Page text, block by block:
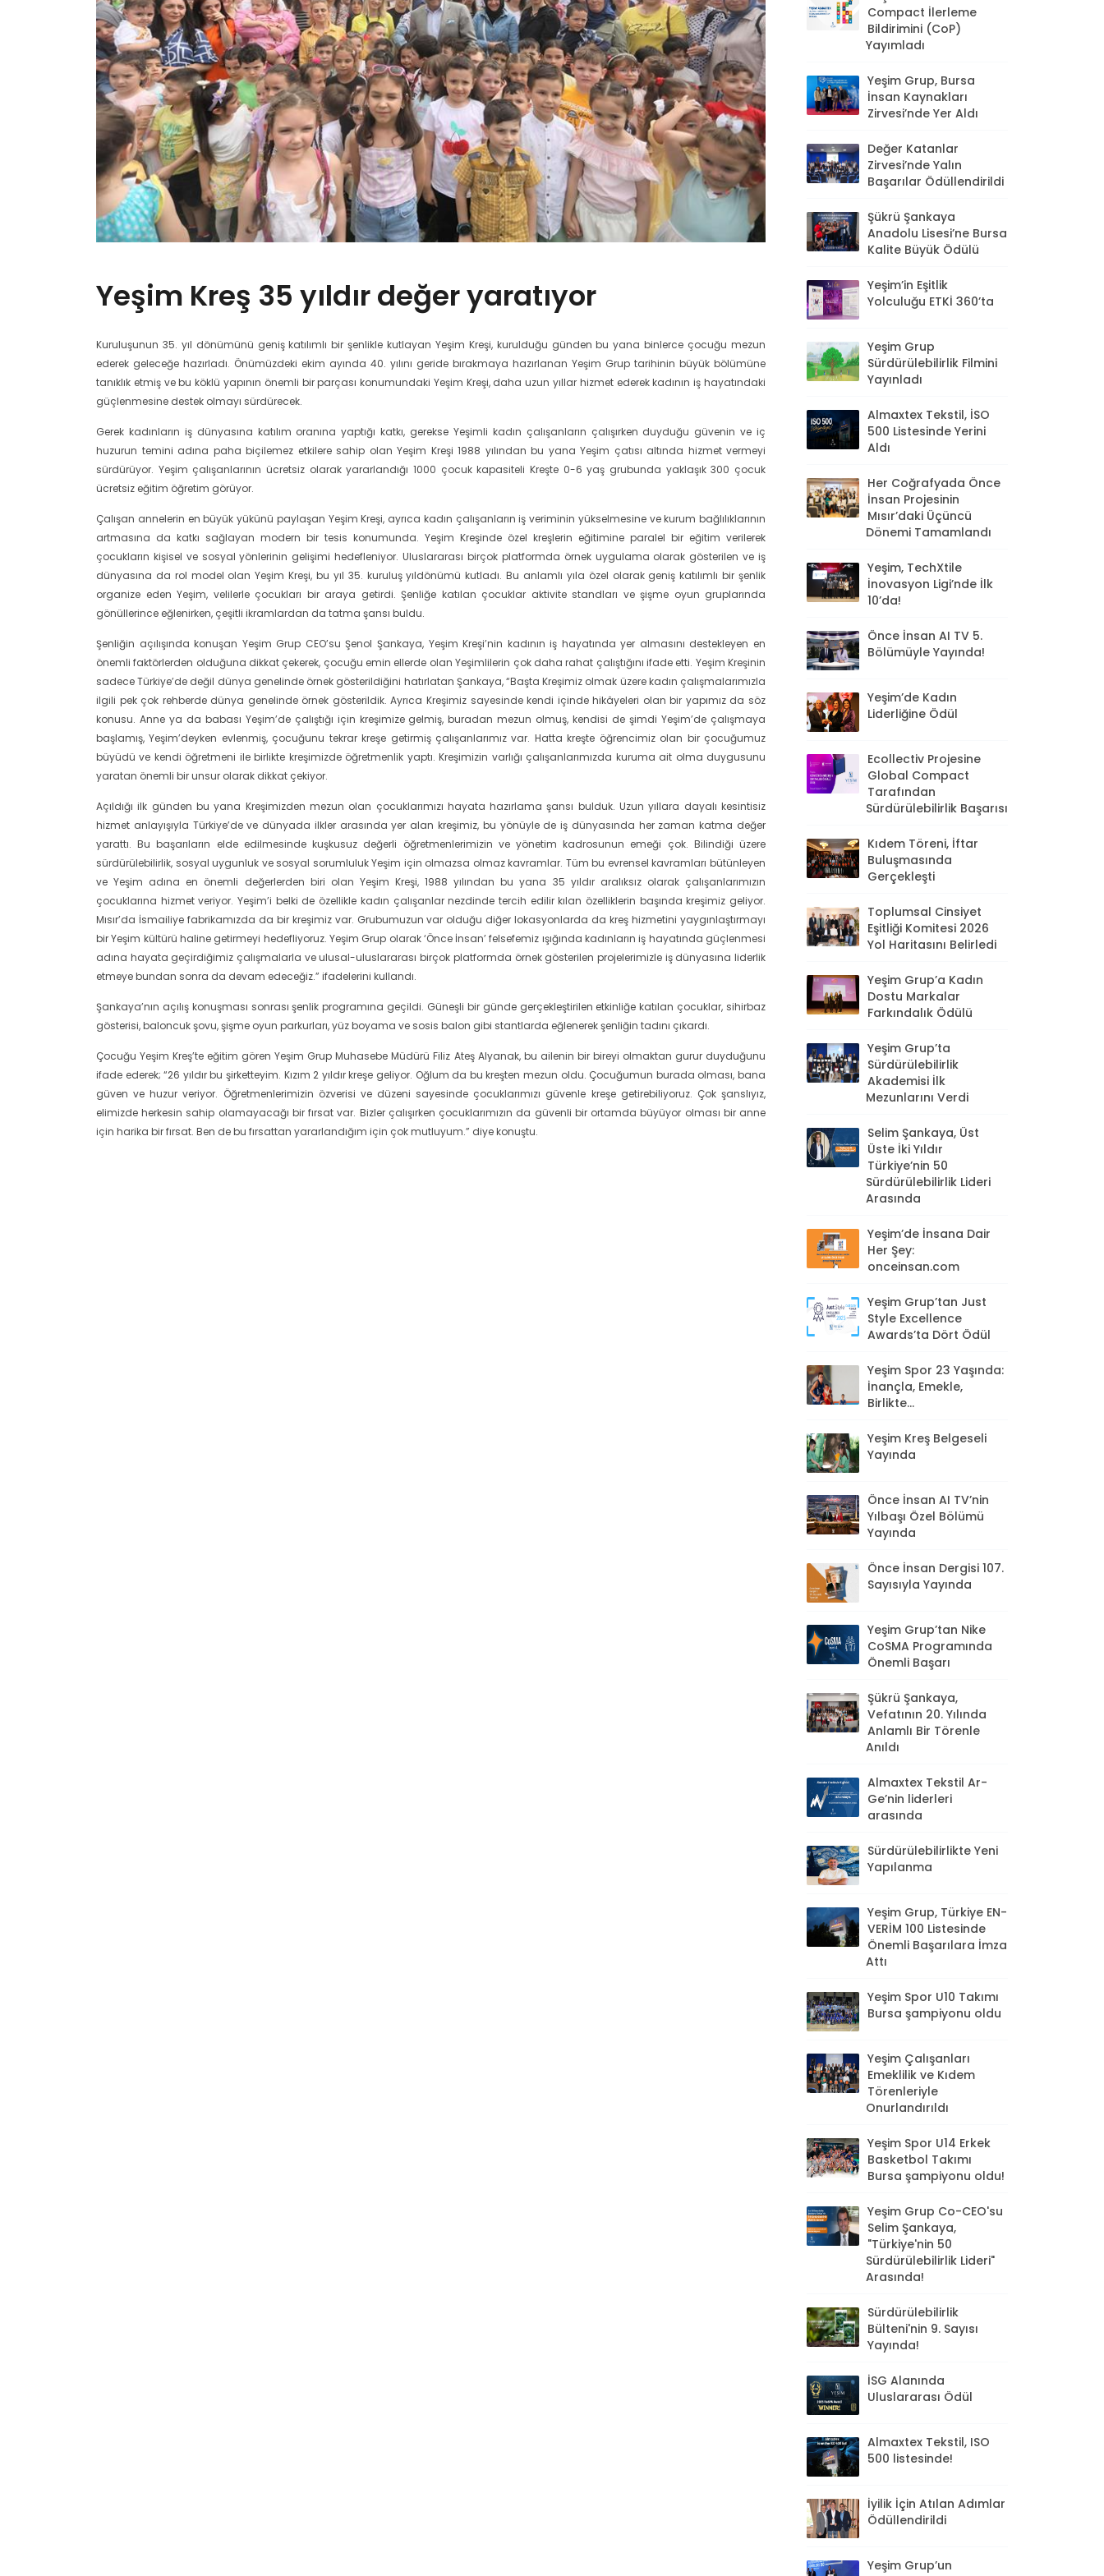
Yeşim Kreş 35 yıldır değer yaratıyor
Kuruluşunun 35. yıl dönümünü geniş katılımlı bir şenlikle kutlayan Yeşim Kreşi, kurulduğu günden bu yana binlerce çocuğu mezun
ederek geleceğe hazırladı. Önümüzdeki ekim ayında 40. yılını geride bırakmaya hazırlanan Yeşim Grup tarihinin büyük bölümüne
tanıklık etmiş ve bu köklü yapının önemli bir parçası konumundaki Yeşim Kreşi, daha uzun yıllar hizmet ederek kadının iş hayatındaki
güçlenmesine destek olmayı sürdürecek.
Gerek kadınların iş dünyasına katılım oranına yaptığı katkı, gerekse Yeşimli kadın çalışanların çalışırken duyduğu güvenin ve iç
huzurun temini adına paha biçilemez etkilere sahip olan Yeşim Kreşi 1988 yılından bu yana Yeşim çatısı altında hizmet vermeyi
sürdürüyor. Yeşim çalışanlarının ücretsiz olarak yararlandığı 1000 çocuk kapasiteli Kreşte 0-6 yaş grubunda yaklaşık 300 çocuk
ücretsiz eğitim öğretim görüyor.
Çalışan annelerin en büyük yükünü paylaşan Yeşim Kreşi, ayrıca kadın çalışanların iş veriminin yükselmesine ve kurum bağlılıklarının
artmasına da katkı sağlayan modern bir tesis konumunda. Yeşim Kreşinde özel kreşlerin eğitimine paralel bir eğitim verilerek
çocukların kişisel ve sosyal yönlerinin gelişimi hedefleniyor. Uluslararası birçok platformda örnek uygulama olarak gösterilen ve iş
dünyasına da rol model olan Yeşim Kreşi, bu yıl 35. kuruluş yıldönümü kutladı. Bu anlamlı yıla özel olarak geniş katılımlı bir şenlik
organize eden Yeşim, velilerle çocukları bir araya getirdi. Şenliğe katılan çocuklar aktivite standları ve şişme oyun gruplarında
gönüllerince eğlenirken, çeşitli ikramlardan da tatma şansı buldu.
Şenliğin açılışında konuşan Yeşim Grup CEO’su Şenol Şankaya, Yeşim Kreşi’nin kadının iş hayatında yer almasını destekleyen en
önemli faktörlerden olduğuna dikkat çekerek, çocuğu emin ellerde olan Yeşimlilerin çok daha rahat çalıştığını ifade etti. Yeşim Kreşinin
sadece Türkiye’de değil dünya genelinde örnek gösterildiğini hatırlatan Şankaya, “Başta Kreşimiz olmak üzere kadın çalışmalarımızla
ilgili pek çok rehberde dünya genelinde örnek gösterildik. Ayrıca Kreşimiz sayesinde kendi içinde hikâyeleri olan bir yapımız da söz
konusu. Anne ya da babası Yeşim’de çalıştığı için kreşimize gelmiş, buradan mezun olmuş, kendisi de şimdi Yeşim’de çalışmaya
başlamış, Yeşim’deyken evlenmiş, çocuğunu tekrar kreşe getirmiş çalışanlarımız var. Hatta kreşte öğrencimiz olan bir çocuğumuz
büyüdü ve kendi öğretmeni ile birlikte kreşimizde öğretmenlik yaptı. Kreşimizin varlığı çalışanlarımızda kuruma ait olma duygusunu
yaratan önemli bir unsur olarak dikkat çekiyor.
Açıldığı ilk günden bu yana Kreşimizden mezun olan çocuklarımızı hayata hazırlama şansı bulduk. Uzun yıllara dayalı kesintisiz
hizmet anlayışıyla Türkiye’de ve dünyada ilkler arasında yer alan kreşimiz, bu yönüyle de iş dünyasında her zaman katma değer
yarattı. Bu başarıların elde edilmesinde kuşkusuz değerli öğretmenlerimizin ve yönetim kadrosunun emeği çok. Bilindiği üzere
sürdürülebilirlik, sosyal uygunluk ve sosyal sorumluluk Yeşim için olmazsa olmaz kavramlar. Tüm bu evrensel kavramları bütünleyen
ve Yeşim adına en önemli değerlerden biri olan Yeşim Kreşi, 1988 yılından bu yana 35 yıldır aralıksız olarak çalışanlarımızın
çocuklarına hizmet veriyor. Yeşim’i belki de özellikle kadın çalışanlar nezdinde tercih edilir kılan özelliklerin başında kreşimiz geliyor.
Mısır’da İsmailiye fabrikamızda da bir kreşimiz var. Grubumuzun var olduğu diğer lokasyonlarda da kreş hizmetini yaygınlaştırmayı
bir Yeşim kültürü haline getirmeyi hedefliyoruz. Yeşim Grup olarak ‘Önce İnsan’ felsefemiz ışığında kadınların iş hayatında güçlenmesi
adına hayata geçirdiğimiz çalışmalarla ve ulusal-uluslararası birçok platformda örnek gösterilen projelerimizle iş dünyasına liderlik
etmeye bundan sonra da devam edeceğiz.” ifadelerini kullandı.
Şankaya’nın açılış konuşması sonrası şenlik programına geçildi. Güneşli bir günde gerçekleştirilen etkinliğe katılan çocuklar, sihirbaz
gösterisi, baloncuk şovu, şişme oyun parkurları, yüz boyama ve sosis balon gibi stantlarda eğlenerek şenliğin tadını çıkardı.
Çocuğu Yeşim Kreş’te eğitim gören Yeşim Grup Muhasebe Müdürü Filiz Ateş Alyanak, bu ailenin bir bireyi olmaktan gurur duyduğunu
ifade ederek; “26 yıldır bu şirketteyim. Kızım 2 yıldır kreşe geliyor. Oğlum da bu kreşten mezun oldu. Çocuğumun burada olması, bana
güven ve huzur veriyor. Öğretmenlerimizin özverisi ve düzeni sayesinde çocuklarımızı güvenle kreşe getirebiliyoruz. Çok şanslıyız,
elimizde herkesin sahip olamayacağı bir fırsat var. Bizler çalışırken çocuklarımızın da güvenli bir ortamda büyüyor olması bir anne
için harika bir fırsat. Ben de bu fırsattan yararlandığım için çok mutluyum.” diye konuştu.
Compact İlerleme
Bildirimini (CoP)
Yayımladı
Yeşim Grup, Bursa
İnsan Kaynakları
Zirvesi’nde Yer Aldı
Değer Katanlar
Zirvesi’nde Yalın
Başarılar Ödüllendirildi
Şükrü Şankaya
Anadolu Lisesi’ne Bursa
Kalite Büyük Ödülü
Yeşim’in Eşitlik
Yolculuğu ETKİ 360’ta
Yeşim Grup
Sürdürülebilirlik Filmini
Yayınladı
Almaxtex Tekstil, İSO
500 Listesinde Yerini
Aldı
Her Coğrafyada Önce
İnsan Projesinin
Mısır’daki Üçüncü
Dönemi Tamamlandı
Yeşim, TechXtile
İnovasyon Ligi’nde İlk
10’da!
Önce İnsan AI TV 5.
Bölümüyle Yayında!
Yeşim’de Kadın
Liderliğine Ödül
Ecollectiv Projesine
Global Compact
Tarafından
Sürdürülebilirlik Başarısı
Kıdem Töreni, İftar
Buluşmasında
Gerçekleşti
Toplumsal Cinsiyet
Eşitliği Komitesi 2026
Yol Haritasını Belirledi
Yeşim Grup’a Kadın
Dostu Markalar
Farkındalık Ödülü
Yeşim Grup’ta
Sürdürülebilirlik
Akademisi İlk
Mezunlarını Verdi
Selim Şankaya, Üst
Üste İki Yıldır
Türkiye’nin 50
Sürdürülebilirlik Lideri
Arasında
Yeşim’de İnsana Dair
Her Şey:
onceinsan.com
Yeşim Grup’tan Just
Style Excellence
Awards’ta Dört Ödül
Yeşim Spor 23 Yaşında:
İnançla, Emekle,
Birlikte...
Yeşim Kreş Belgeseli
Yayında
Önce İnsan AI TV’nin
Yılbaşı Özel Bölümü
Yayında
Önce İnsan Dergisi 107.
Sayısıyla Yayında
Yeşim Grup’tan Nike
CoSMA Programında
Önemli Başarı
Şükrü Şankaya,
Vefatının 20. Yılında
Anlamlı Bir Törenle
Anıldı
Almaxtex Tekstil Ar-
Ge’nin liderleri
arasında
Sürdürülebilirlikte Yeni
Yapılanma
Yeşim Grup, Türkiye EN-
VERİM 100 Listesinde
Önemli Başarılara İmza
Attı
Yeşim Spor U10 Takımı
Bursa şampiyonu oldu
Yeşim Çalışanları
Emeklilik ve Kıdem
Törenleriyle
Onurlandırıldı
Yeşim Spor U14 Erkek
Basketbol Takımı
Bursa şampiyonu oldu!
Yeşim Grup Co-CEO'su
Selim Şankaya,
"Türkiye'nin 50
Sürdürülebilirlik Lideri"
Arasında!
Sürdürülebilirlik
Bülteni'nin 9. Sayısı
Yayında!
İSG Alanında
Uluslararası Ödül
Almaxtex Tekstil, ISO
500 listesinde!
İyilik İçin Atılan Adımlar
Ödüllendirildi
Yeşim Grup’un